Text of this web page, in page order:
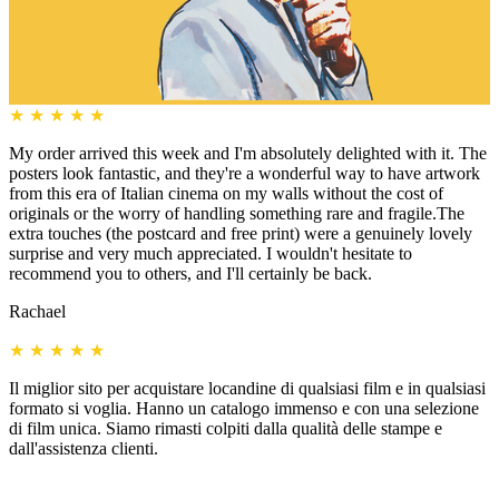
★ ★ ★ ★ ★
My order arrived this week and I'm absolutely delighted with it. The
posters look fantastic, and they're a wonderful way to have artwork
from this era of Italian cinema on my walls without the cost of
originals or the worry of handling something rare and fragile.The
extra touches (the postcard and free print) were a genuinely lovely
surprise and very much appreciated. I wouldn't hesitate to
recommend you to others, and I'll certainly be back.
Rachael
★ ★ ★ ★ ★
Il miglior sito per acquistare locandine di qualsiasi film e in qualsiasi
formato si voglia. Hanno un catalogo immenso e con una selezione
di film unica. Siamo rimasti colpiti dalla qualità delle stampe e
dall'assistenza clienti.